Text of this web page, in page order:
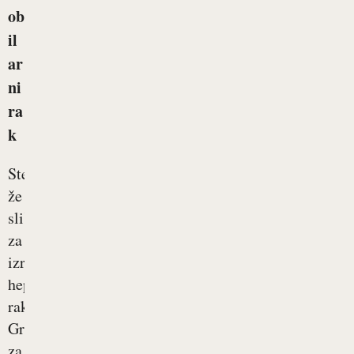
ob
il
ar
ni
ra
k
Ste
že
slišali
za
izraz
hepatobilarni
rak?
Gre